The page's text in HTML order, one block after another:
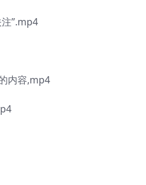
”.mp4
内容,mp4